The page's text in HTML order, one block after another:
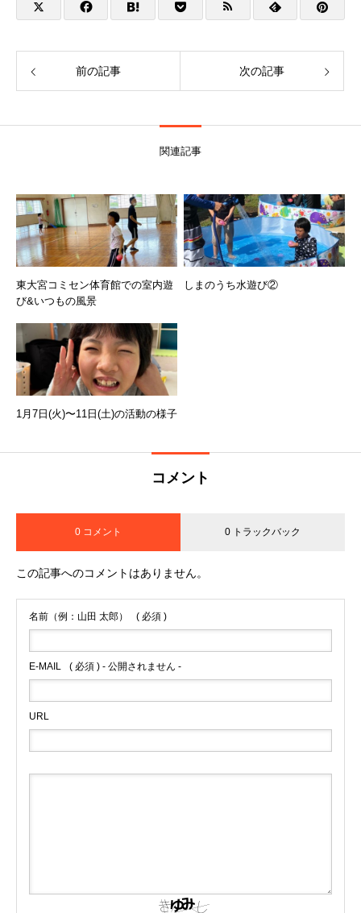
前の記事 次の記事
関連記事
東大宮コミセン体育館での室内遊
び&いつもの風景
しまのうち水遊び②
1月7日(火)〜11日(土)の活動の様子
コメント
0 コメント 0 トラックバック
この記事へのコメントはありません。
名前（例：山田 太郎） ( 必須 )
E-MAIL ( 必須 ) - 公開されません -
URL